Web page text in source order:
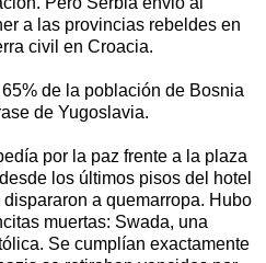
a las provincias rebeldes en
civil en Croacia.
de la población de Bosnia
de Yugoslavia.
por la paz frente a la plaza
los últimos pisos del hotel
a quemarropa. Hubo
muertas: Swada, una
Se cumplían exactamente